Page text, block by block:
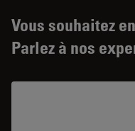
Vous souhaitez
Parlez à nos